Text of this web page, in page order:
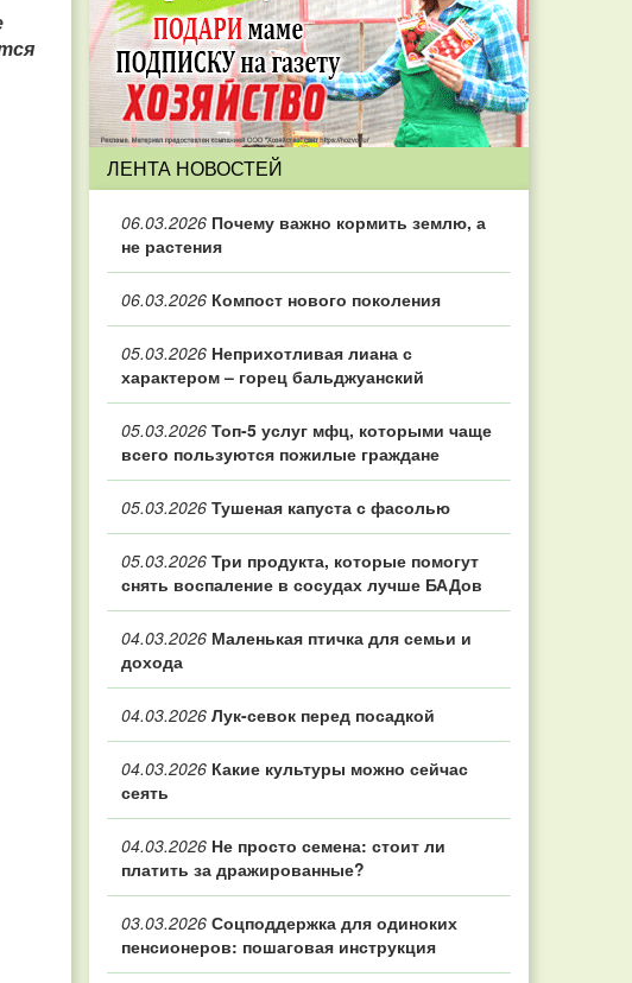
ЛЕНТА НОВОСТЕЙ
06.03.2026 Почему важно кормить землю, а
не растения
06.03.2026 Компост нового поколения
05.03.2026 Неприхотливая лиана с
характером – горец бальджуанский
05.03.2026 Топ‑5 услуг мфц, которыми чаще
всего пользуются пожилые граждане
05.03.2026 Тушеная капуста с фасолью
05.03.2026 Три продукта, которые помогут
снять воспаление в сосудах лучше БАДов
04.03.2026 Маленькая птичка для семьи и
дохода
04.03.2026 Лук-севок перед посадкой
04.03.2026 Какие культуры можно сейчас
сеять
04.03.2026 Не просто семена: стоит ли
платить за дражированные?
03.03.2026 Соцподдержка для одиноких
пенсионеров: пошаговая инструкция